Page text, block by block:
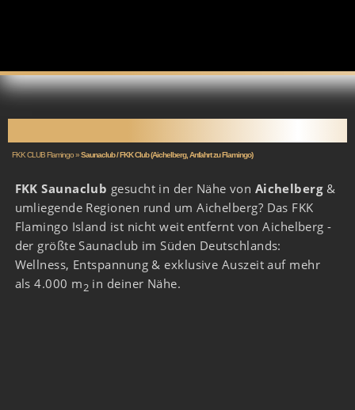
FKK CLUB Flamingo»Saunaclub / FKK Club (Aichelberg, Anfahrt zu Flamingo)
FKK Saunaclub gesucht in der Nähe von Aichelberg&
umliegende Regionen rund um Aichelberg? Das FKK
Flamingo Island ist nicht weit entfernt von Aichelberg -
der größte Saunaclub im Süden Deutschlands:
Wellness, Entspannung & exklusive Auszeit auf mehr
als 4.000 m2in deiner Nähe.